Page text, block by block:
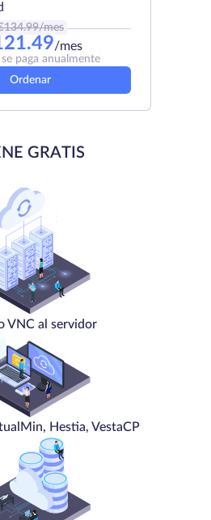
134.99/mes
/mes
paga anualmente
Ordenar
GRATIS
VNC al servidor
Hestia, VestaCP